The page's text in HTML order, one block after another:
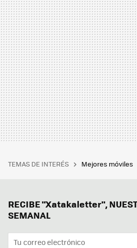
TEMAS DE INTERÉS Mejores móviles
RECIBE "Xatakaletter",
SEMANAL